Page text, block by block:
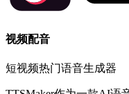
视频配音
短视频热门语音生成器